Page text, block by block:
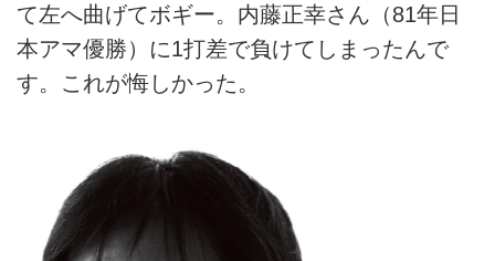
て左へ曲げてボギー。内藤正幸さん（81年日
本アマ優勝）に1打差で負けてしまったんで
す。これが悔しかった。